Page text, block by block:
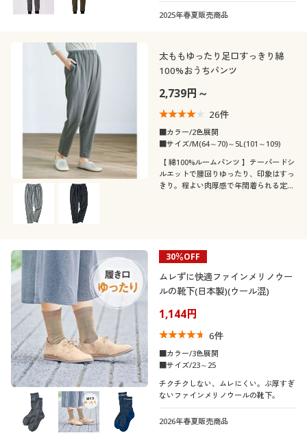
2025年春夏販売商品
太ももゆったり足口すっきり綿
100%おうちパンツ
2,739円～
26件
■カラー/2色展開
■サイズ/M(64～70)～5L(101～109)
【 綿100%ルームパンツ 】テーパードシ
ルエットで腰回りゆったり、印象はすっ
きり。程よい肉厚感で年間着られる定番
30％OFF
ムレずに快適ファインメリノウー
ルの靴下(日本製)(ウール混)
1,144円
6件
■カラー/3色展開
■サイズ/23～25
チクチクしない、ムレにくい。ぶ厚すぎ
ないファインメリノウールの靴下。
2026年春夏販売商品